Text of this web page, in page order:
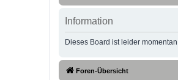
Information
Dieses Board ist leider
Foren-Übersicht